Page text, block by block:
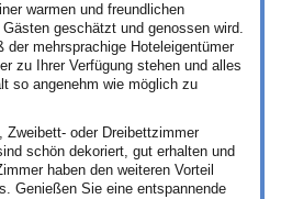
warmen und freundlichen
geschätzt und genossen wird.
mehrsprachige Hoteleigentümer
zu Ihrer Verfügung stehen und alles
so angenehm wie möglich zu
Zweibett- oder Dreibettzimmer
schön dekoriert, gut erhalten und
haben den weiteren Vorteil
Genießen Sie eine entspannende